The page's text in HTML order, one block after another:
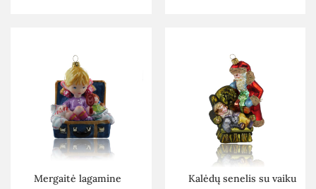
Mergaitė lagamine
Kalėdų senelis su vaiku